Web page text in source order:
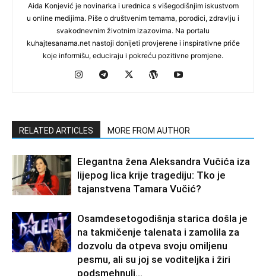
Aida Konjević je novinarka i urednica s višegodišnjim iskustvom
u online medijima. Piše o društvenim temama, porodici, zdravlju i
svakodnevnim životnim izazovima. Na portalu
kuhajtesanama.net nastoji donijeti provjerene i inspirativne priče
koje informišu, educiraju i pokreću pozitivne promjene.
RELATED ARTICLES MORE FROM AUTHOR
Elegantna žena Aleksandra Vučića iza
lijepog lica krije tragediju: Tko je
tajanstvena Tamara Vučić?
Osamdesetogodišnja starica došla je
na takmičenje talenata i zamolila za
dozvolu da otpeva svoju omiljenu
pesmu, ali su joj se voditeljka i žiri
podsmehnuli...